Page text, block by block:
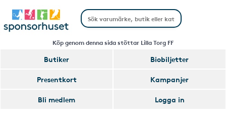
Köp genom denna sida stöttar Lilla Torg FF
Butiker
Biobiljetter
Presentkort
Kampanjer
Bli medlem
Logga in